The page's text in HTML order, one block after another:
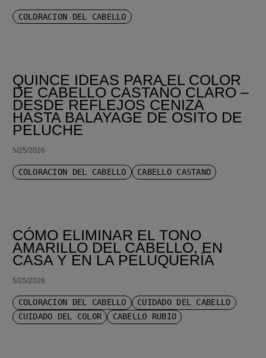
COLORACIÓN DEL CABELLO
QUINCE IDEAS PARA EL COLOR
DE CABELLO CASTAÑO CLARO –
DESDE REFLEJOS CENIZA
HASTA BALAYAGE DE OSITO DE
PELUCHE
5/25/2026
COLORACIÓN DEL CABELLO CABELLO CASTAÑO
CÓMO ELIMINAR EL TONO
AMARILLO DEL CABELLO, EN
CASA Y EN LA PELUQUERÍA
5/25/2026
COLORACIÓN DEL CABELLO
CUIDADO DEL CABELLO
CUIDADO DEL COLOR
CABELLO RUBIO